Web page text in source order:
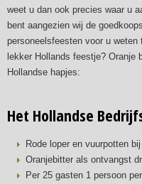
weet u dan ook precies waar u
bent aangezien wij de
personeelsfeesten voor u
lekker Hollands feestje?
Hollandse hapjes:
Het Hollandse
Rode loper en vuurpotten
Oranjebitter als ontvangst
Per 25 gasten 1 persoon